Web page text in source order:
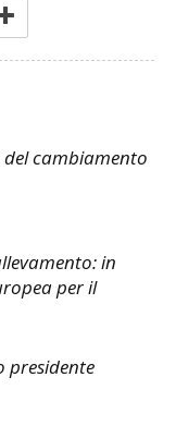
cambiamento
in
per il
presidente